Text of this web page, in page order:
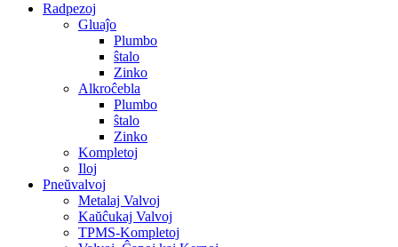
Radpezoj
Gluaĵo
Plumbo
ŝtalo
Zinko
Alkroĉebla
Plumbo
ŝtalo
Zinko
Kompletoj
Iloj
Pneŭvalvoj
Metalaj Valvoj
Kaŭĉukaj Valvoj
TPMS-Kompletoj